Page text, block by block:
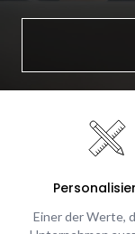
Einer der Werte,